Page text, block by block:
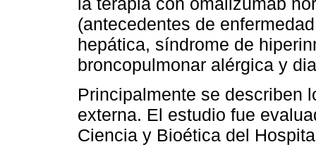
(antecedentes de
hepática, síndrome de
broncopulmonar alérgica y
Principalmente se describen
externa. El estudio fue
Ciencia y Bioética del